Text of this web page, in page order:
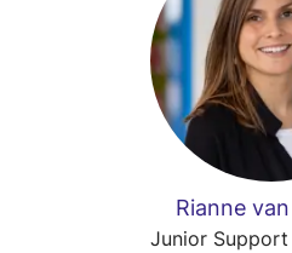
Rianne
Junior